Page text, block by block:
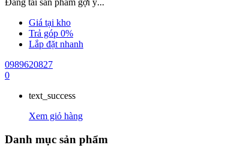
Đang tải sản phẩm gợi ý...
Giá tại kho
Trả góp 0%
Lắp đặt nhanh
0989620827
0
text_success
Xem giỏ hàng
Danh mục sản phẩm